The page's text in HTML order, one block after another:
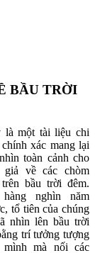
BẦU TRỜI
là một tài liệu chi
xác mang lại
toàn cảnh cho
giả về các chòm
trên bầu trời đêm.
nghìn năm
tổ tiên của chúng
nhìn lên bầu trời
trí tưởng tượng
mình mà nối các